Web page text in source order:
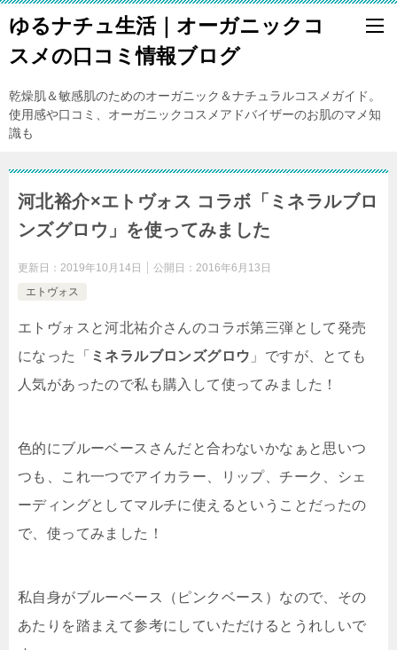
ゆるナチュ生活｜オーガニックコ
スメの口コミ情報ブログ
乾燥肌＆敏感肌のためのオーガニック＆ナチュラルコスメガイド。
使用感や口コミ、オーガニックコスメアドバイザーのお肌のマメ知
識も
河北裕介×エトヴォス コラボ「ミネラルブロ
ンズグロウ」を使ってみました
更新日： 2019年10月14日 公開日： 2016年6月13日
エトヴォス
エトヴォスと河北祐介さんのコラボ第三弾として発売
になった「 ミネラルブロンズグロウ 」ですが、とても
人気があったので私も購入して使ってみました！
色的にブルーベースさんだと合わないかなぁと思いつ
つも、こ れ一つでアイカラー、リップ、チーク、シェ
ーディングとしてマルチに使える ということだったの
で、使ってみました！
私自身がブルーベース（ピンクベース）なので、その
あたりを踏まえて参考にしていただけるとうれしいで